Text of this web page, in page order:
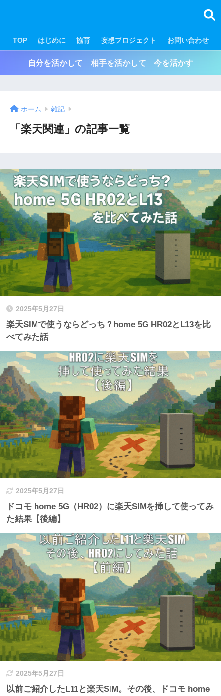
TOP はじめに 協育 妄想プロジェクト お問い合わせ
自分を活かして 相手を活かして 今を活かす
ホーム 雑記
「楽天関連」の記事一覧
2025年5月27日
楽天SIMで使うならどっち？home 5G HR02とL13を比
べてみた話
2025年5月27日
ドコモ home 5G（HR02）に楽天SIMを挿して使ってみ
た結果【後編】
2025年5月27日
以前ご紹介したL11と楽天SIM。その後、ドコモ home